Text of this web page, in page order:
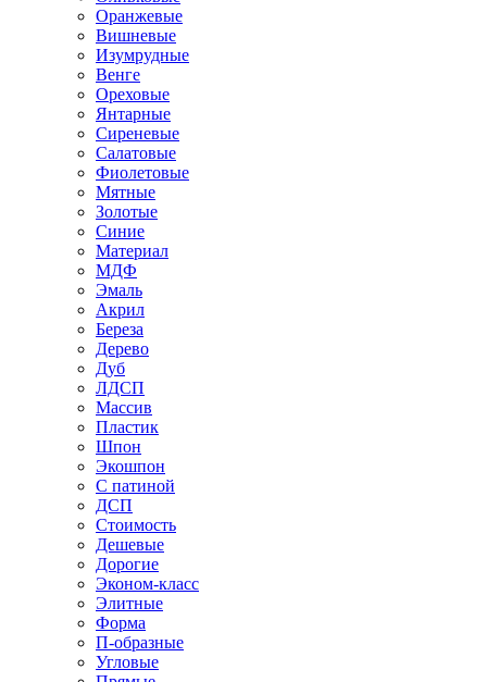
Оранжевые
Вишневые
Изумрудные
Венге
Ореховые
Янтарные
Сиреневые
Салатовые
Фиолетовые
Мятные
Золотые
Синие
Материал
МДФ
Эмаль
Акрил
Береза
Дерево
Дуб
ЛДСП
Массив
Пластик
Шпон
Экошпон
С патиной
ДСП
Стоимость
Дешевые
Дорогие
Эконом-класс
Элитные
Форма
П-образные
Угловые